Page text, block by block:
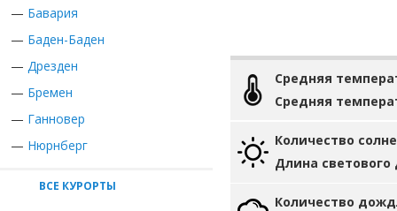
— Бавария
— Баден-Баден
— Дрезден
— Бремен
— Ганновер
— Нюрнберг
ВСЕ КУРОРТЫ
Средняя
Средняя
Количество
Длина светового
Количество